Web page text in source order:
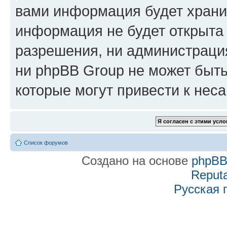
вами информация будет
информация не будет
разрешения, ни
ни phpBB Group не может
которые могут привести к
Список форумов
Создано на основе phpBB
Русская